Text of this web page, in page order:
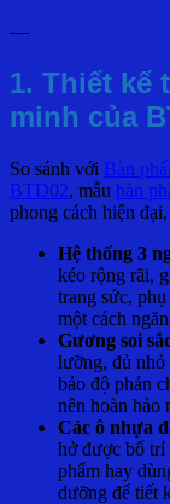
—
1. Thiết kế
minh của
So sánh với Bàn
BTD02, mẫu bàn
phong cách hiện
Hệ thống 3
kéo rộng rãi,
trang sức,
một cách
Gương soi
lưỡng, đủ nhỏ
bảo độ phản
nên hoàn hảo
Các ô nhựa
hở được bố trí
phẩm hay
dưỡng để tiết